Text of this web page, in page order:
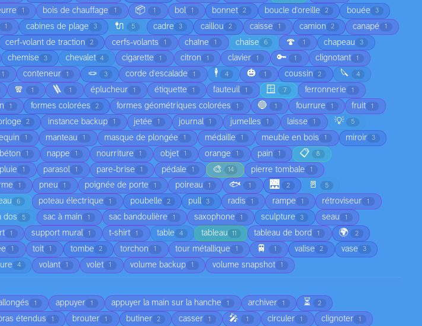
1 bois de chauffage 1 📦 1 bol 1 bonnet 2 boucle d'oreille 2 bouée 3
1 cabines de plage 3 🔌 5 cadre 3 caillou 2 caisse 1 camion 2 canapé 1
cerf-volant de traction 2 cerfs-volants 1 chaîne 1 chaise 6 🍄 1 chapeau 3
chemise 3 chevalet 4 cigarette 1 citron 1 clavier 1 🔑 1 clignotant 1
1 conteneur 1 🪢 3 corde d'escalade 1 🕴️ 4 🎃 1 coussin 2 🔪 4
🧣 1 🪜 1 éplucheur 1 étiquette 1 fauteuil 1 🪟 7 ferronnerie 1
1 formes colorées 2 formes géométriques colorées 1 🔵 1 fourrure 1 fruit 1
2 instance backup 1 jetée 1 journal 1 jumelles 1 laisse 1 💡 5
1 manteau 1 masque de plongée 1 médaille 1 meuble en bois 1 miroir 3
1 nappe 1 nourriture 1 objet 1 orange 1 pain 1 📋 8
1 parasol 1 pare-brise 1 pédale 1 🎨 14 pierre tombale 1
1 pneu 1 poignée de porte 1 poireau 1 🐟 1 🌉 2 🚪 5
6 poteau électrique 1 poubelle 2 pull 3 radis 1 rampe 1 rétroviseur 1
dos 5 sac à main 1 sac bandoulière 1 saxophone 1 sculpture 3 seau 1
1 support mural 1 t-shirt 1 table 4 tableau 11 tableau de bord 1 🌍 2
1 toit 1 tombe 2 torchon 1 tour métallique 1 🚆 1 valise 2 vase 3
4 volant 1 volet 1 volume backup 1 volume snapshot 1
1 appuyer 1 appuyer la main sur la hanche 1 archiver 1 ⏳ 2
étendus 1 brouter 1 butiner 2 casser 1 🎤 1 circuler 1 clignoter 1